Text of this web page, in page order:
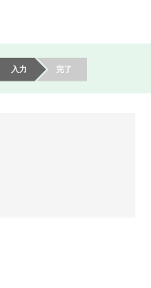
入力 完了